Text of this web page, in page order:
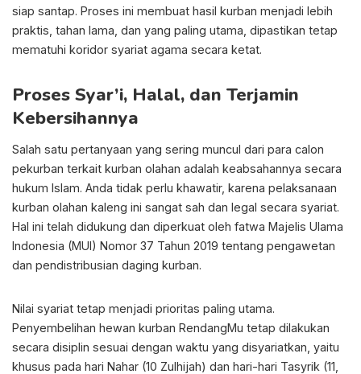
siap santap. Proses ini membuat hasil kurban menjadi lebih
praktis, tahan lama, dan yang paling utama, dipastikan tetap
mematuhi koridor syariat agama secara ketat.
Proses Syar’i, Halal, dan Terjamin
Kebersihannya
Salah satu pertanyaan yang sering muncul dari para calon
pekurban terkait kurban olahan adalah keabsahannya secara
hukum Islam. Anda tidak perlu khawatir, karena pelaksanaan
kurban olahan kaleng ini sangat sah dan legal secara syariat.
Hal ini telah didukung dan diperkuat oleh fatwa Majelis Ulama
Indonesia (MUI) Nomor 37 Tahun 2019 tentang pengawetan
dan pendistribusian daging kurban.
Nilai syariat tetap menjadi prioritas paling utama.
Penyembelihan hewan kurban RendangMu tetap dilakukan
secara disiplin sesuai dengan waktu yang disyariatkan, yaitu
khusus pada hari Nahar (10 Zulhijah) dan hari-hari Tasyrik (11,